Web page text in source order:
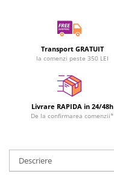
Transport GRATUIT
la comenzi peste 350 LEI
Livrare RAPIDA in 24/48h
De la confirmarea comenzii*
Descriere